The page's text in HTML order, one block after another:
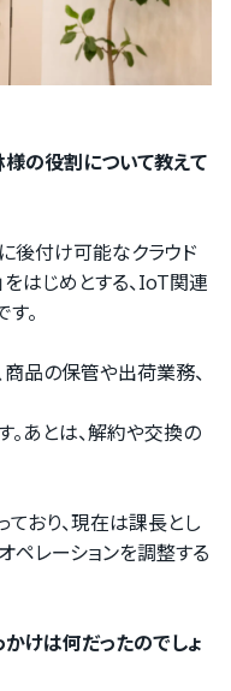
の役割について教えて
後付け可能なクラウド
」をはじめとする、IoT関連
。
品の保管や出荷業務、
あとは、解約や交換の
おり、現在は課長とし
ペレーションを調整する
けは何だったのでしょ